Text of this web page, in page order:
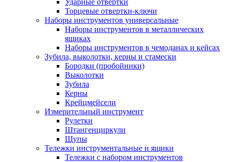
Ударные отвертки
Торцевые отвертки-ключи
Наборы инструментов универсальные
Наборы инструментов в металлических
ящиках
Наборы инструментов в чемоданах и кейсах
Зубила, выколотки, керны и стамески
Бородки (пробойники)
Выколотки
Зубила
Керны
Крейцмейсели
Измерительный инструмент
Рулетки
Штангенциркули
Щупы
Тележки инструментальные и ящики
Тележки с набором инструментов